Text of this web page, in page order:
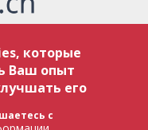
об авторском праве и
использование
В случае полного
сайта rusaccent.ch,
заимствованный
rusaccent.ch, являются
частичное
которые
Ваш опыт
его
с